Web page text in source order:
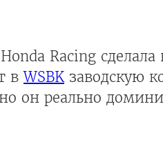
Racing
вWSBKзаводскую
он реально